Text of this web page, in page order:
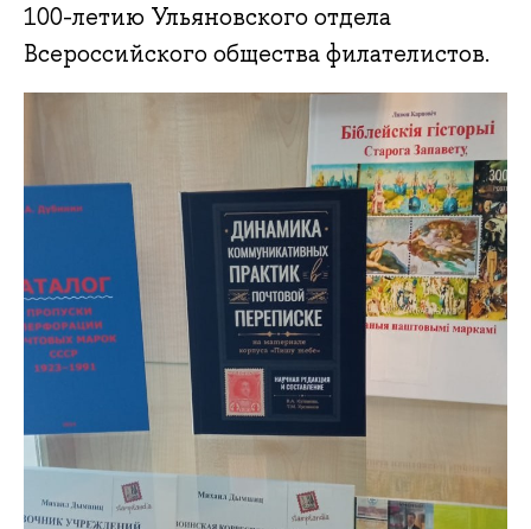
100-летию Ульяновского отдела
Всероссийского общества филателистов.